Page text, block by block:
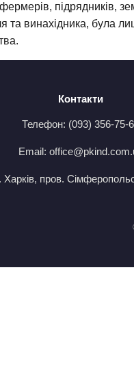
підрядників,
та винахідника, була
Контакти
Телефон: (093) 356-75-
Email:
пров.